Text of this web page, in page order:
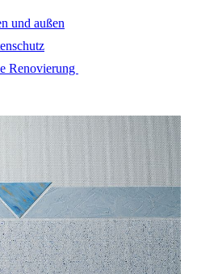
und außen
Renovierung